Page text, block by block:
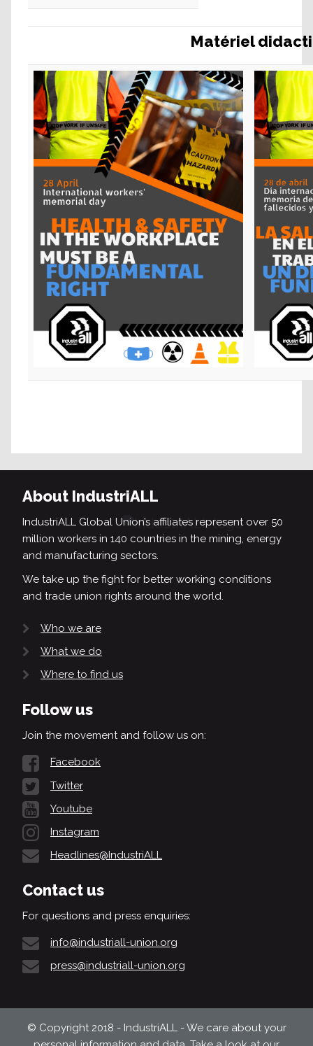
Matériel
About IndustriALL
IndustriALL Global Union’s affiliates represent over 50
million workers in 140 countries in the mining, energy
and manufacturing sectors.
We take up the fight for better working conditions
and trade union rights around the world.
Who we are
What we do
Where to find us
Follow us
Join the movement and follow us on:
Facebook
Twitter
Youtube
Instagram
Headlines@IndustriALL
Contact us
For questions and press enquiries:
info@industriall-union.org
press@industriall-union.org
© Copyright 2018 - IndustriALL - We care about your